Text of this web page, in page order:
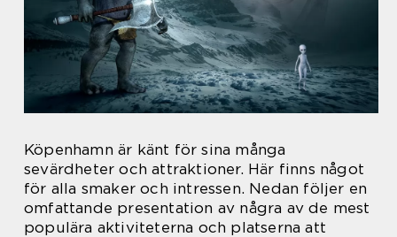
Köpenhamn är känt för sina många
sevärdheter och attraktioner. Här finns något
för alla smaker och intressen. Nedan följer en
omfattande presentation av några av de mest
populära aktiviteterna och platserna att